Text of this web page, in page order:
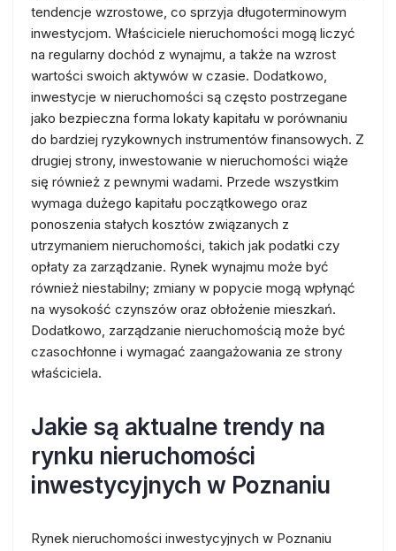
tendencje wzrostowe, co sprzyja długoterminowym
inwestycjom. Właściciele nieruchomości mogą liczyć
na regularny dochód z wynajmu, a także na wzrost
wartości swoich aktywów w czasie. Dodatkowo,
inwestycje w nieruchomości są często postrzegane
jako bezpieczna forma lokaty kapitału w porównaniu
do bardziej ryzykownych instrumentów finansowych. Z
drugiej strony, inwestowanie w nieruchomości wiąże
się również z pewnymi wadami. Przede wszystkim
wymaga dużego kapitału początkowego oraz
ponoszenia stałych kosztów związanych z
utrzymaniem nieruchomości, takich jak podatki czy
opłaty za zarządzanie. Rynek wynajmu może być
również niestabilny; zmiany w popycie mogą wpłynąć
na wysokość czynszów oraz obłożenie mieszkań.
Dodatkowo, zarządzanie nieruchomością może być
czasochłonne i wymagać zaangażowania ze strony
właściciela.
Jakie są aktualne trendy na
rynku nieruchomości
inwestycyjnych w Poznaniu
Rynek nieruchomości inwestycyjnych w Poznaniu